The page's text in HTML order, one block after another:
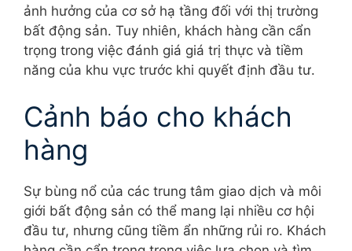
ảnh hưởng của cơ sở hạ tầng đối với thị trường
bất động sản. Tuy nhiên, khách hàng cần cẩn
trọng trong việc đánh giá giá trị thực và tiềm
năng của khu vực trước khi quyết định đầu tư.
Cảnh báo cho khách
hàng
Sự bùng nổ của các trung tâm giao dịch và môi
giới bất động sản có thể mang lại nhiều cơ hội
đầu tư, nhưng cũng tiềm ẩn những rủi ro. Khách